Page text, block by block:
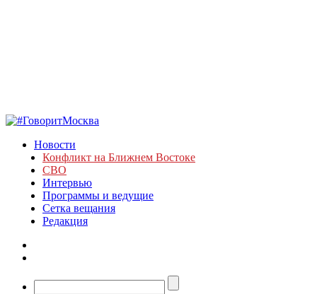
Новости
Конфликт на Ближнем Востоке
СВО
Интервью
Программы и ведущие
Сетка вещания
Редакция